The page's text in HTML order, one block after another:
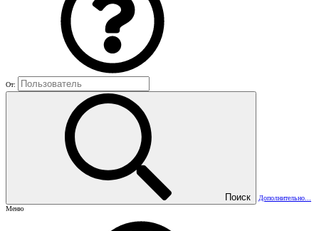
От:
Поиск
Дополнительно...
Меню